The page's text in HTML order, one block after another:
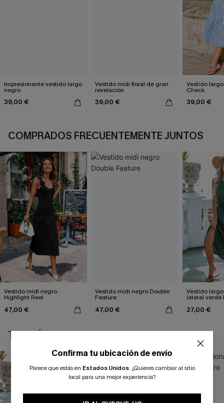
Impresionante vestido largo
negro
39,00 €
Vestido midi floral de gran
revelación
39,00 €
Vestido
Check
39,00 €
COMPRADOS FRECUENTEMENTE JUNTOS
Vestido midi negro
Highlight Reel
47,00 €
Vestido midi negro Double
Feature
47,00 €
Vestido
lateral verde
27,00 €
TAMBIÉN TE PUEDE GUSTAR
Confirma tu ubicación de envío
Parece que estás en Estados Unidos. ¿Quieres cambiar al sitio
local para una mejor experiencia?